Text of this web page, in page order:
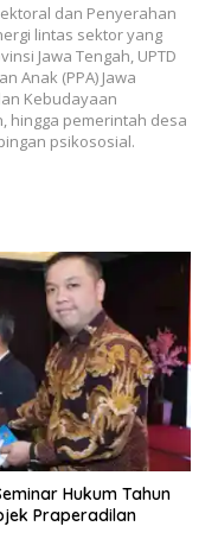
dan Penyerahan
lintas sektor yang
Jawa Tengah, UPTD
Anak (PPA) Jawa
Kebudayaan
hingga pemerintah desa
psikososial.
Hukum Tahun
Praperadilan